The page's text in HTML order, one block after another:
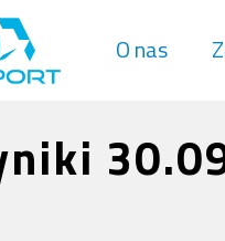
O nas